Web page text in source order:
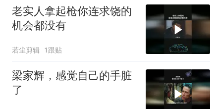
老实人拿起枪你连求饶的
机会都没有
若尘剪辑 1跟贴
梁家辉，感觉自己的手脏
了